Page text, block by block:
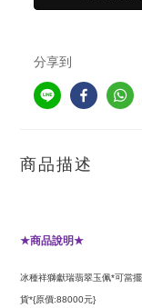
分享到
商品描述
★商品說明★
冰種祥獅獻瑞翡翠玉佩*可當
貨*{原價:88000元}